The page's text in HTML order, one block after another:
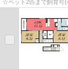
☆ペット2匹まで飼育